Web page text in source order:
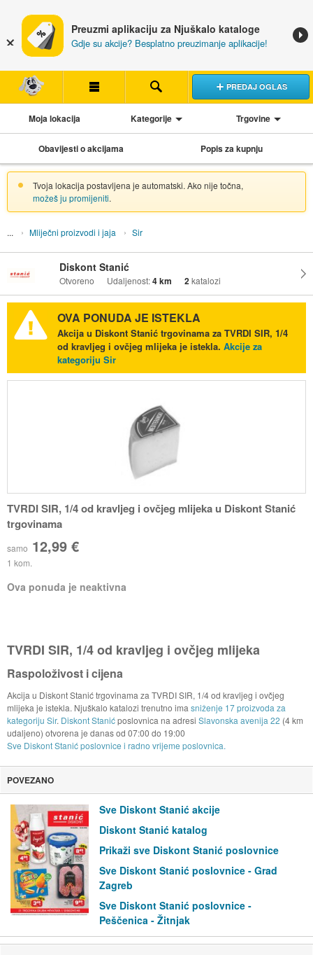
Preuzmi aplikaciju za Njuškalo kataloge
Gdje su akcije? Besplatno preuzimanje aplikacije!
PREDAJ OGLAS
Moja lokacija Kategorije Trgovine
Obavijesti o akcijama Popis za kupnju
Tvoja lokacija postavljena je automatski. Ako nije točna,
možeš ju promijeniti.
Mliječni proizvodi i jaja Sir
Diskont Stanić
Otvoreno Udaljenost:4 km 2katalozi
OVA PONUDA JE ISTEKLA
Akcija u Diskont Stanić trgovinama za TVRDI SIR, 1/4
od kravljeg i ovčjeg mlijeka je istekla. Akcije za
kategoriju Sir
TVRDI SIR, 1/4 od kravljeg i ovčjeg mlijeka u Diskont Stanić
trgovinama
samo 12,99 €
1 kom.
Ova ponuda je neaktivna
TVRDI SIR, 1/4 od kravljeg i ovčjeg mlijeka
Raspoloživost i cijena
Akcija u Diskont Stanić trgovinama za TVRDI SIR, 1/4 od kravljeg i ovčjeg
mlijeka je istekla. Njuškalo katalozi trenutno ima sniženje 17 proizvoda za
kategoriju Sir. Diskont Stanićposlovnica na adresi Slavonska avenija 22 (4 km
udaljeno) otvorena je danas od 07:00 do 19:00
Sve Diskont Stanić poslovnice i radno vrijeme poslovnica.
POVEZANO
Sve Diskont Stanić akcije
Diskont Stanić katalog
Prikaži sve Diskont Stanić poslovnice
Sve Diskont Stanić poslovnice - Grad
Zagreb
Sve Diskont Stanić poslovnice -
Peščenica - Žitnjak